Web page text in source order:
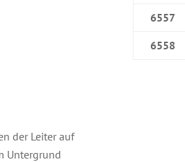
der Leiter auf
Untergrund
6557
6558